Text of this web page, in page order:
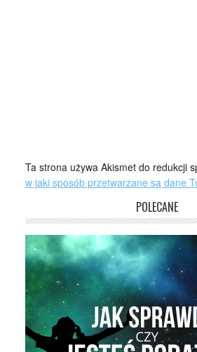
Ta strona używa Akismet do redukcji
w jaki sposób przetwarzane są dane
POLECANE